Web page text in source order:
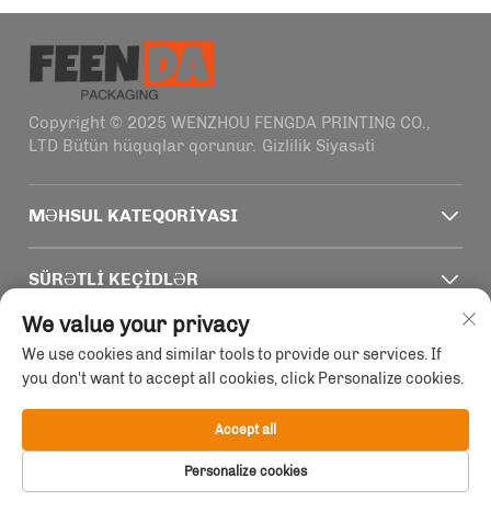
Copyright © 2025 WENZHOU FENGDA PRINTING CO.,
LTD Bütün hüquqlar qorunur. Gizlilik Siyasəti
MƏHSUL KATEQORIYASI
SÜRƏTLI KEÇIDLƏR
ƏLAQƏ MƏLUMATLARI
Office add : Çin, Zhejiang, Wenzhou, Haifeng körösü
+86-13758856618
We value your privacy
We use cookies and similar tools to provide our services. If
you don't want to accept all cookies, click Personalize cookies.
Personalize cookies
Accept all